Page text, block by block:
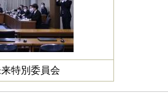
特別委員会